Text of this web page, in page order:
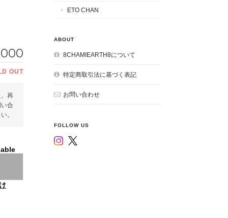
OUT
再
合
。
ETO CHAN
ABOUT
8CHAMIEARTH8について
特定商取引法に基づく表記
お問い合わせ
FOLLOW US